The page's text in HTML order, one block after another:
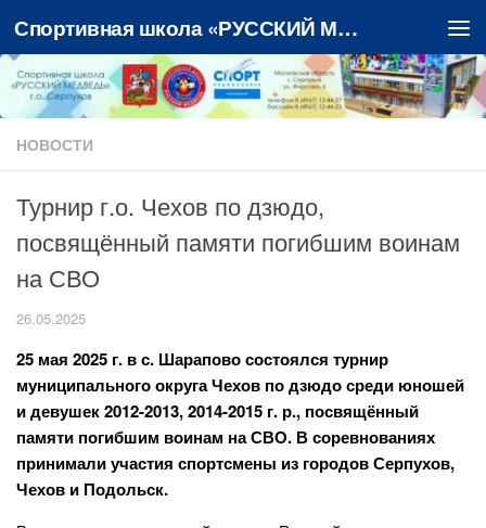
Перейти к содержимому Спортивная школа «РУССКИЙ МЕДВЕДЬ»
НОВОСТИ
Турнир г.о. Чехов по дзюдо,
посвящённый памяти погибшим воинам
на СВО
26.05.2025
25 мая 2025 г. в с. Шарапово состоялся турнир
муниципального округа Чехов по дзюдо среди юношей
и девушек 2012-2013, 2014-2015 г. р., посвящённый
памяти погибшим воинам на СВО. В соревнованиях
принимали участия спортсмены из городов Серпухов,
Чехов и Подольск.